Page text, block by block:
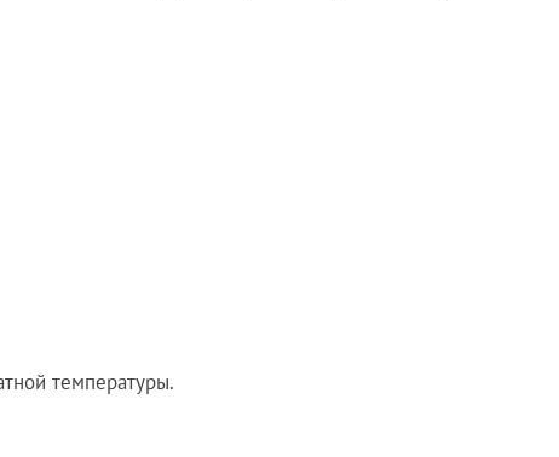
температуры.